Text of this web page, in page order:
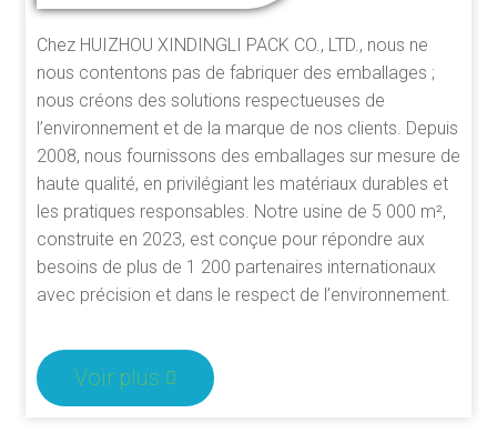
Chez HUIZHOU XINDINGLI PACK CO., LTD., nous ne
nous contentons pas de fabriquer des emballages ;
nous créons des solutions respectueuses de
l’environnement et de la marque de nos clients. Depuis
2008, nous fournissons des emballages sur mesure de
haute qualité, en privilégiant les matériaux durables et
les pratiques responsables. Notre usine de 5 000 m²,
construite en 2023, est conçue pour répondre aux
besoins de plus de 1 200 partenaires internationaux
avec précision et dans le respect de l’environnement.
Voir plus